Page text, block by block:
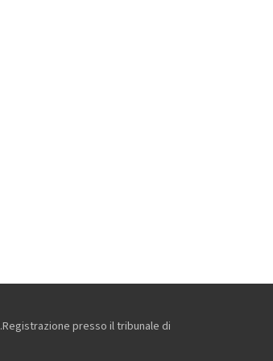
.Registrazione presso il tribunale di